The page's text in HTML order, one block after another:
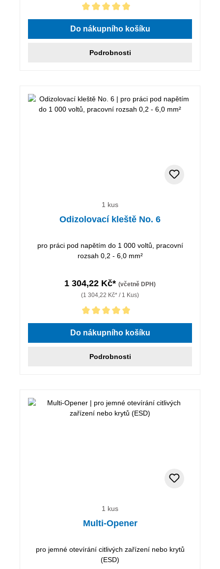
Průměrné hodnocení 5 z 5 hvězd
Do nákupního košíku
Podrobnosti
1 kus
Odizolovací kleště No. 6
pro práci pod napětím do 1 000 voltů, pracovní
rozsah 0,2 - 6,0 mm²
1 304,22 Kč* (včetně DPH)
(1 304,22 Kč* / 1 Kus)
Průměrné hodnocení 5 z 5 hvězd
Do nákupního košíku
Podrobnosti
1 kus
Multi-Opener
pro jemné otevírání citlivých zařízení nebo krytů
(ESD)